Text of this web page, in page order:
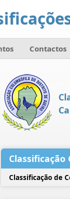
Contactos
Classificação
Classificação de